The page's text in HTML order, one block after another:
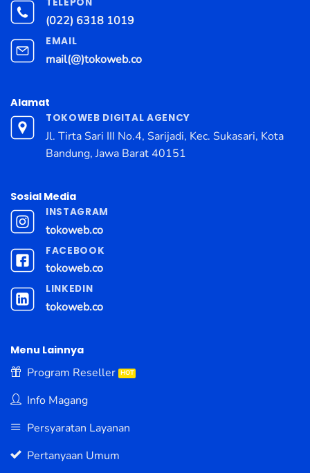
(022) 6318 1019
EMAIL
mail(@)tokoweb.co
Alamat
TOKOWEB DIGITAL AGENCY
Jl. Tirta Sari III No.4, Sarijadi, Kec. Sukasari, Kota
Bandung, Jawa Barat 40151
Sosial Media
INSTAGRAM
tokoweb.co
FACEBOOK
tokoweb.co
LINKEDIN
tokoweb.co
Menu Lainnya
Program Reseller
Info Magang
Persyaratan Layanan
Pertanyaan Umum